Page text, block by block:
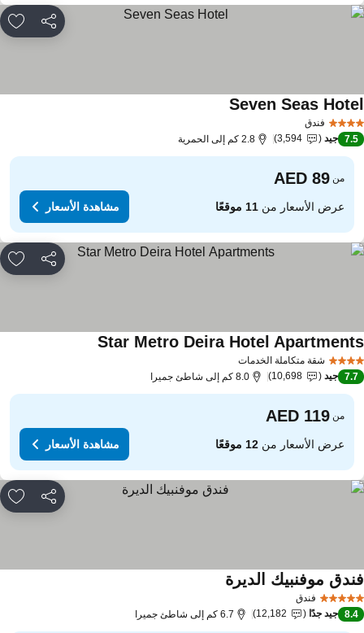
مشاركة
فندق
Seven Seasمشاهدة الأسعار
7.5 جيد 3,594 2.8 كم إلى الحمرية
من
عرض الأسعار من11 موقعًا مشاهدة الأسعار
مشاركة
شقة متكاملة الخدمات
Star Metro Deira Hotelمشاهدة الأسعار
7.7 جيد 10,698 8.0 كم إلى شاطئ جميرا
من
عرض الأسعار من12 موقعًا مشاهدة الأسعار
مشاركة
فندق
موفنبيك الديرةمشاهدة الأسعار
8.4 جيد جدًا 12,182 6.7 كم إلى شاطئ جميرا